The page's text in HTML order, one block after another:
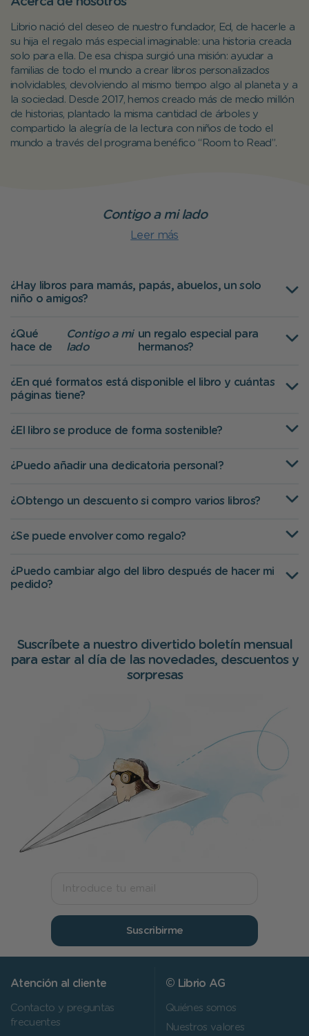
Librio nació del deseo de nuestro fundador, Ed, de hacerle a
su hija el regalo más especial imaginable: una historia creada
solo para ella. De esa chispa surgió una misión: ayudar a
familias de todo el mundo a crear libros personalizados
inolvidables, devolviendo al mismo tiempo algo al planeta y a
la sociedad. Desde 2017, hemos creado más de medio millón
de historias, plantado la misma cantidad de árboles y
compartido la alegría de la lectura con niños de todo el
mundo a través del programa benéfico “Room to Read”.
Contigo a mi lado
Leer más
¿Hay libros para mamás, papás, abuelos, un solo
niño o amigos?
¿Qué
hace de
Contigo a mi
lado
un regalo especial para
hermanos?
¿En qué formatos está disponible el libro y cuántas
páginas tiene?
¿El libro se produce de forma sostenible?
¿Puedo añadir una dedicatoria personal?
¿Obtengo un descuento si compro varios libros?
¿Se puede envolver como regalo?
¿Puedo cambiar algo del libro después de hacer mi
pedido?
Suscríbete a nuestro divertido boletín mensual
para estar al día de las novedades, descuentos y
sorpresas
Suscribirme
Atención al cliente
Contacto y preguntas
frecuentes
© Librio AG
Quiénes somos
Nuestros valores